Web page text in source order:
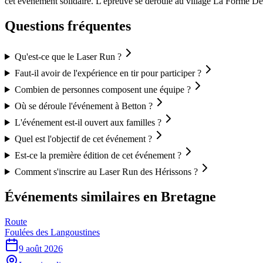
Questions fréquentes
Qu'est-ce que le Laser Run ?
Faut-il avoir de l'expérience en tir pour participer ?
Combien de personnes composent une équipe ?
Où se déroule l'événement à Betton ?
L'événement est-il ouvert aux familles ?
Quel est l'objectif de cet événement ?
Est-ce la première édition de cet événement ?
Comment s'inscrire au Laser Run des Hérissons ?
Événements similaires en Bretagne
Route
Foulées des Langoustines
9 août 2026